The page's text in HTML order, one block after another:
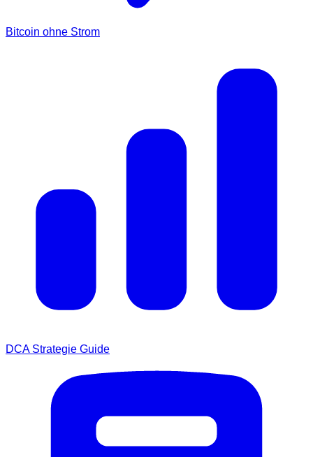
Bitcoin ohne Strom
DCA Strategie Guide